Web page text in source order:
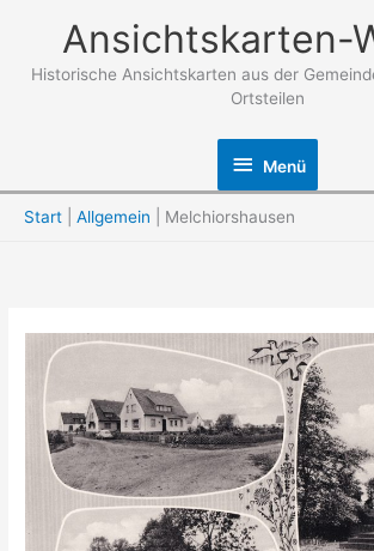
springen
Ansichtskarten-
Historische Ansichtskarten aus der
Ortsteilen
Menü
Menü
Start Allgemein Melchiorshausen